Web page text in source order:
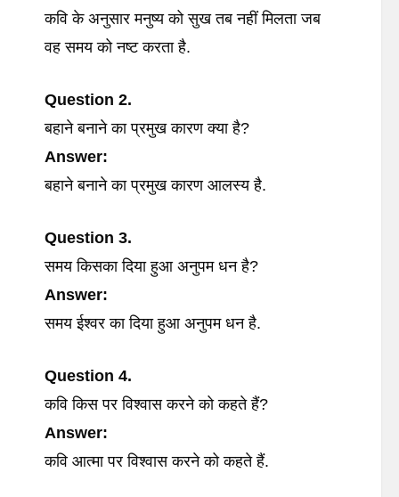
कवि के अनुसार मनुष्य को सुख तब नहीं मिलता जब
वह समय को नष्ट करता है.
Question 2.
बहाने बनाने का प्रमुख कारण क्या है?
Answer:
बहाने बनाने का प्रमुख कारण आलस्य है.
Question 3.
समय किसका दिया हुआ अनुपम धन है?
Answer:
समय ईश्वर का दिया हुआ अनुपम धन है.
Question 4.
कवि किस पर विश्वास करने को कहते हैं?
Answer:
कवि आत्मा पर विश्वास करने को कहते हैं.